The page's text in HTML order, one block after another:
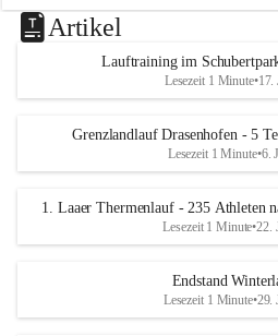
Artikel
Lauftraining im
Lesezeit 1 Minute•17.
Grenzlandlauf Drasenhofen - 5
Lesezeit 1 Minute•6.
1. Laaer Thermenlauf - 235 Athleten
Lesezeit 1 Minute•22.
Endstand
Lesezeit 1 Minute•29.